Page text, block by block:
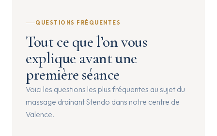
QUESTIONS FRÉQUENTES
Tout ce que l’on vous
explique avant une
première séance
Voici les questions les plus fréquentes au sujet du
massage drainant Stendo dans notre centre de
Valence.